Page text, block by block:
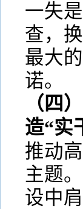
一失
查，
最大
诺。
（四
造“实
推动
主题
设中